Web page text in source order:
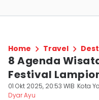
Home Travel
8 Agenda
Festival
01 Okt 2025, 20:53 WIB Kota
Dyar Ayu